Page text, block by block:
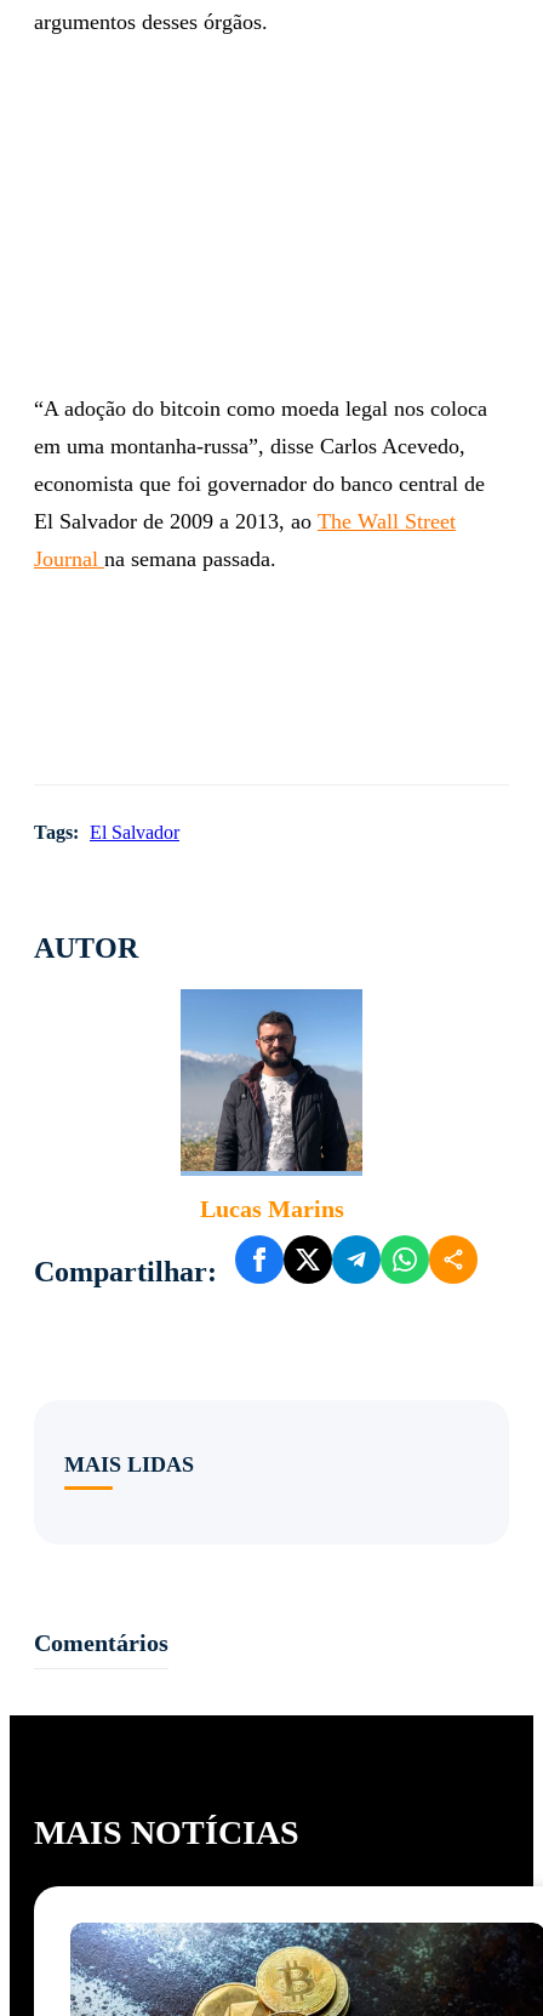
AUTOR
Lucas Marins
Compartilhar:
argumentos desses órgãos.
“A adoção do bitcoin como moeda legal nos coloca
em uma montanha-russa”, disse Carlos Acevedo,
economista que foi governador do banco central de
El Salvador de 2009 a 2013, ao The Wall Street
Journal na semana passada.
Tags: El Salvador
MAIS LIDAS
Comentários
MAIS NOTÍCIAS